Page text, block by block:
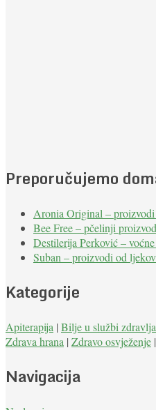
Preporučujemo
Aronia Original –
Bee Free – pčelinji
Destilerija Perković –
Suban – proizvodi od
Kategorije
Apiterapija | Bilje u službi zdravlja
Zdrava hrana | Zdravo osvježenje |
Navigacija